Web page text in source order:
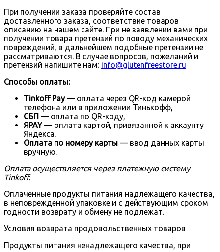
При получении заказа проверяйте состав
доставленного заказа, соответствие товаров
описанию на нашем сайте. При не заявлении вами при
получении товара претензий по поводу механических
повреждений, в дальнейшем подобные претензии не
рассматриваются. В случае вопросов, пожеланий и
претензий напишите нам: info@glutenfreestore.ru
Способы оплаты:
Tinkoff Pay— оплата через QR-код камерой
телефона или в приложении Тинькофф,
СБП — оплата по QR-коду,
ЯPAY— оплата картой, привязанной к аккаунту
Яндекса,
Оплата по номеру карты — ввод данных карты
вручную.
Оплата осуществляется через платежную систему
Tinkoff.
Оплаченные продукты питания надлежащего качества,
в неповрежденной упаковке и с действующим сроком
годности возврату и обмену не подлежат.
Условия возврата продовольственных товаров
Продукты питания ненадлежащего качества, при